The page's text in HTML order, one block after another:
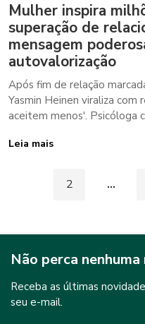
Mulher inspira
superação de
mensagem
autovalorização
Após fim de relação
Yasmin Heinen viraliza com
aceitem menos'. Psicóloga
Leia mais
Paginação
2 …
Não perca
Receba as últimas
seu e-mail.